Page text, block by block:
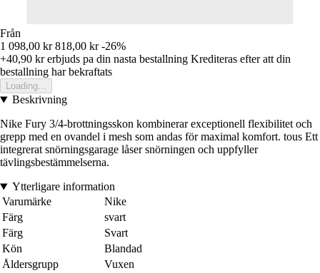
Från
1 098,00 kr 818,00 kr -26%
+40,90 krerbjuds pa din nasta bestallning Krediteras efter att din
bestallning har bekraftats
Loading...
Beskrivning
Nike Fury 3/4-brottningsskon kombinerar exceptionell flexibilitet och
grepp med en ovandel i mesh som andas för maximal komfort. tous Ett
integrerat snörningsgarage låser snörningen och uppfyller
tävlingsbestämmelserna.
Ytterligare information
Varumärke
Nike
Färg
svart
Färg
Svart
Kön
Blandad
Åldersgrupp
Vuxen